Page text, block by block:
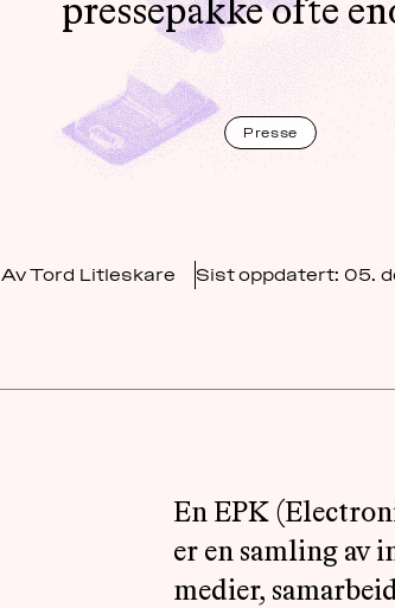
pressepakke ofte
Presse
Av Tord Litleskare Sist oppdatert: 05.
En EPK
er en samling av
medier,